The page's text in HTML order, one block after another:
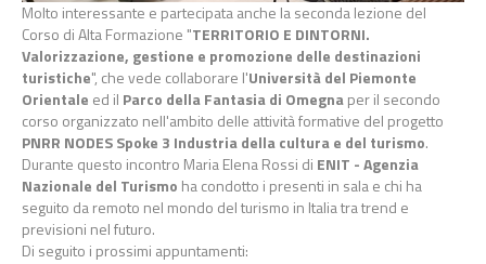
Molto interessante e partecipata anche la seconda lezione del
Corso di Alta Formazione "TERRITORIO E DINTORNI.
Valorizzazione, gestione e promozione delle destinazioni
turistiche", che vede collaborare l'Università del Piemonte
Orientale ed il Parco della Fantasia di Omegnaper il secondo
corso organizzato nell'ambito delle attività formative del progetto
PNRR NODES Spoke 3 Industria della cultura e del turismo.
Durante questo incontro Maria Elena Rossi di ENIT - Agenzia
Nazionale del Turismo ha condotto i presenti in sala e chi ha
seguito da remoto nel mondo del turismo in Italia tra trend e
previsioni nel futuro.
Di seguito i prossimi appuntamenti: